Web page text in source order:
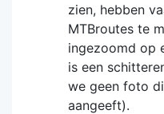
zien, hebben
MTBroutes te
ingezoomd op
is een
we geen foto
aangeeft).